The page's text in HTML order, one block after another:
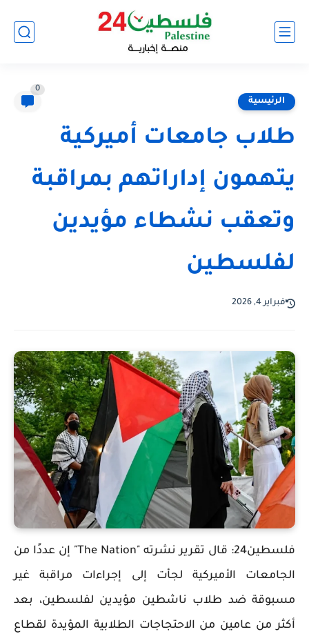
الرئيسية
0
طلاب جامعات أميركية
يتهمون إداراتهم بمراقبة
وتعقب نشطاء مؤيدين
لفلسطين
فبراير 4, 2026
فلسطين24: قال تقرير نشرته "The Nation" إن عددًا من
الجامعات الأميركية لجأت إلى إجراءات مراقبة غير
مسبوقة ضد طلاب ناشطين مؤيدين لفلسطين، بعد
أكثر من عامين من الاحتجاجات الطلابية المؤيدة لقطاع